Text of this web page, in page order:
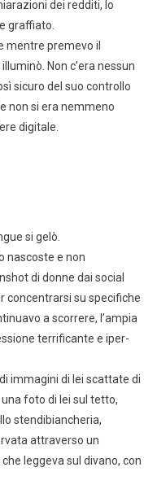
dei redditi, lo
graffiato.
mentre premevo il
Non c’era nessun
sicuro del suo controllo
non si era nemmeno
digitale.
si gelò.
nascoste e non
di donne dai social
concentrarsi su specifiche
a scorrere, l’ampia
terrificante e iper-
immagini di lei scattate di
una foto di lei sul tetto,
stendibiancheria,
attraverso un
leggeva sul divano, con